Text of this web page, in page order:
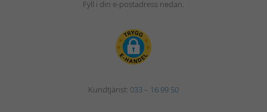
Fyll i din e-postadress nedan.
Kundtjänst: 033 – 16 99 50